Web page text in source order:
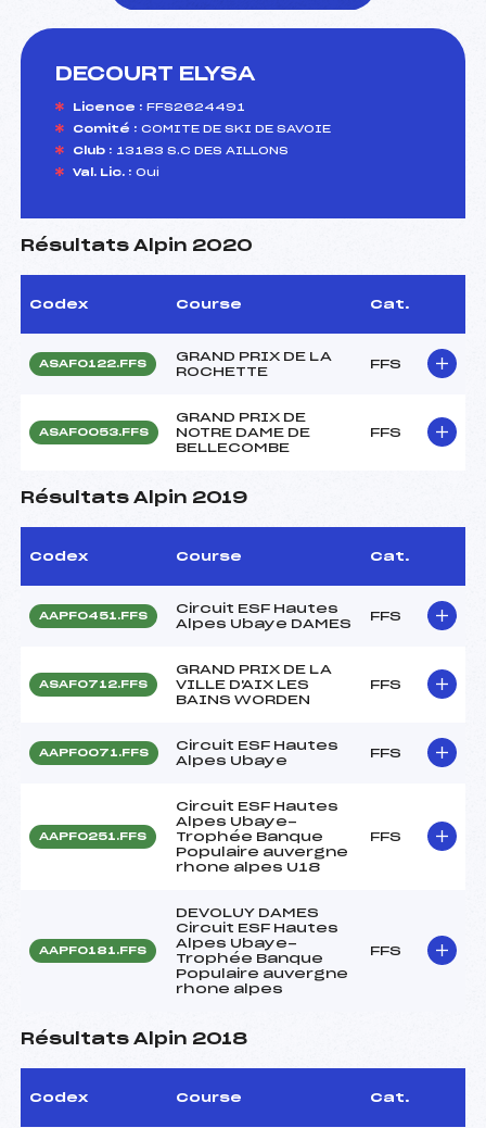
DECOURT ELYSA
Licence : FFS2624491
Comité : COMITE DE SKI DE SAVOIE
Club : 13183 S.C DES AILLONS
Val. Lic. : Oui
Résultats Alpin 2020
Codex Course Cat.
ASAF0122.FFS
GRAND PRIX DE LA
ROCHETTE
FFS
ASAF0053.FFS
GRAND PRIX DE
NOTRE DAME DE
BELLECOMBE
FFS
Résultats Alpin 2019
Codex Course Cat.
AAPF0451.FFS
Circuit ESF Hautes
Alpes Ubaye DAMES
FFS
ASAF0712.FFS
GRAND PRIX DE LA
VILLE D'AIX LES
BAINS WORDEN
FFS
AAPF0071.FFS
Circuit ESF Hautes
Alpes Ubaye
FFS
AAPF0251.FFS
Circuit ESF Hautes
Alpes Ubaye-
Trophée Banque
Populaire auvergne
rhone alpes U18
FFS
AAPF0181.FFS
DEVOLUY DAMES
Circuit ESF Hautes
Alpes Ubaye-
Trophée Banque
Populaire auvergne
rhone alpes
FFS
Résultats Alpin 2018
Codex Course Cat.